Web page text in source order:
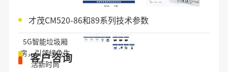
5G智能垃圾厢
房，引领绿色生
活新时尚
才茂CM520-86和89系列技术参数
客户咨询